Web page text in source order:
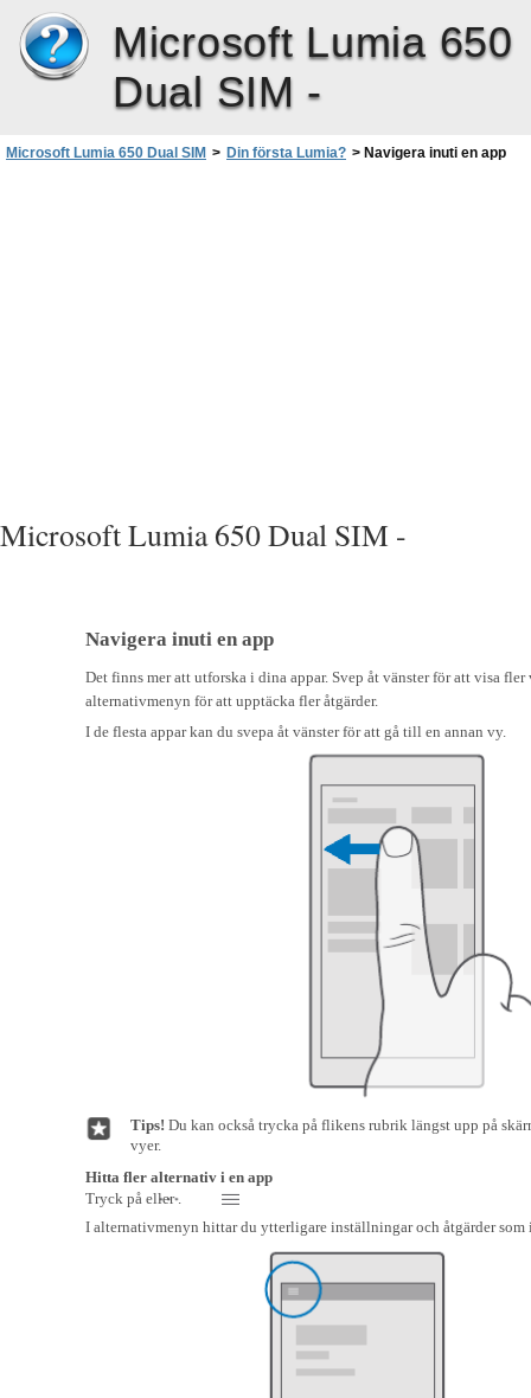
Microsoft Lumia 650
Dual SIM -
Microsoft Lumia 650 Dual SIM > Din första Lumia? > Navigera inuti en app
Microsoft Lumia 650 Dual SIM -
Navigera inuti en app
Det finns mer att utforska i dina appar. Svep åt vänster för att visa
alternativmenyn för att upptäcka fler åtgärder.
I de flesta appar kan du svepa åt vänster för att gå till en annan vy.
Tips! Du kan också trycka på flikens rubrik längst upp på
vyer.
Hitta fler alternativ i en app
Tryck på eller .
I alternativmenyn hittar du ytterligare inställningar och åtgärder som